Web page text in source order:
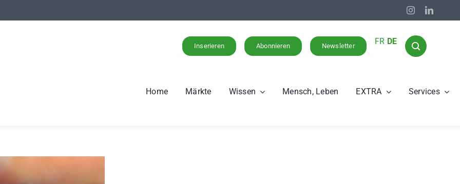
Inserieren Abonnieren Newsletter FR DE
Home Märkte Wissen Mensch, Leben EXTRA Services